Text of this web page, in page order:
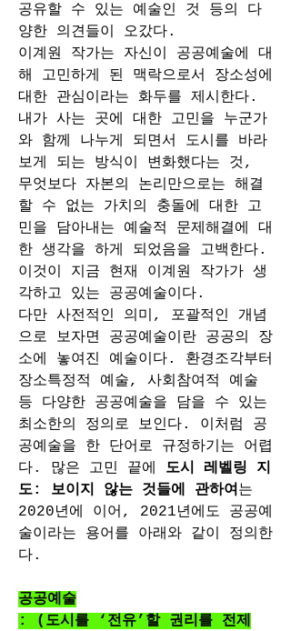
공유할 수 있는 예술인 것 등의 다
양한 의견들이 오갔다.
이계원 작가는 자신이 공공예술에 대
해 고민하게 된 맥락으로서 장소성에
대한 관심이라는 화두를 제시한다.
내가 사는 곳에 대한 고민을 누군가
와 함께 나누게 되면서 도시를 바라
보게 되는 방식이 변화했다는 것,
무엇보다 자본의 논리만으로는 해결
할 수 없는 가치의 충돌에 대한 고
민을 담아내는 예술적 문제해결에 대
한 생각을 하게 되었음을 고백한다.
이것이 지금 현재 이계원 작가가 생
각하고 있는 공공예술이다.
다만 사전적인 의미, 포괄적인 개념
으로 보자면 공공예술이란 공공의 장
소에 놓여진 예술이다. 환경조각부터
장소특정적 예술, 사회참여적 예술
등 다양한 공공예술을 담을 수 있는
최소한의 정의로 보인다. 이처럼 공
공예술을 한 단어로 규정하기는 어렵
다. 많은 고민 끝에 도시 레벨링 지
도: 보이지 않는 것들에 관하여 는
2020년에 이어, 2021년에도 공공예
술이라는 용어를 아래와 같이 정의한
다.
공공예술
: (도시를 ‘전유’할 권리를 전제